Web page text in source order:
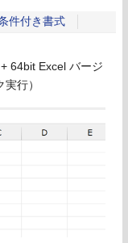
件付き書式
64bit Excel バージ
行）